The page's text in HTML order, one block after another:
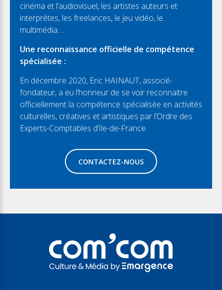
cinéma et l’audiovisuel, les artistes auteurs et
interprètes, les freelances, le jeu vidéo, le
multimédia….
Une reconnaissance officielle de compétence
spécialisée :
En décembre 2020, Eric HAINAUT, associé-
fondateur, a eu l’honneur de se voir reconnaitre
officiellement la compétence spécialisée en activités
culturelles, créatives et artistiques par l’Ordre des
Experts-Comptables d’Ile-de-France.
CONTACTEZ-NOUS